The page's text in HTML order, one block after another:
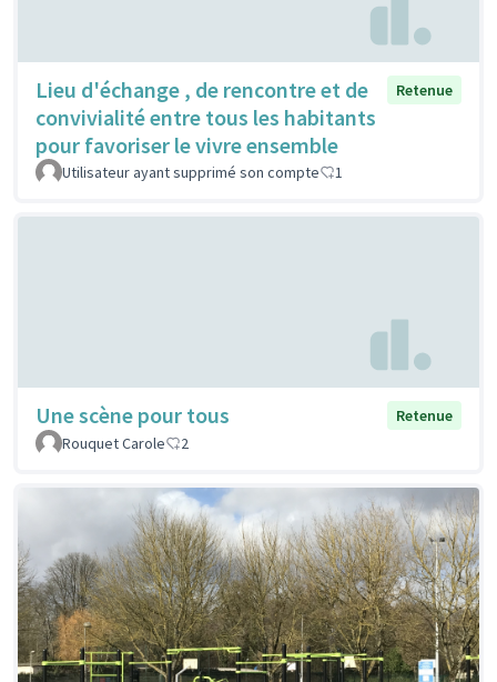
Lieu d'échange , de rencontre et de
convivialité entre tous les habitants
pour favoriser le vivre ensemble
Retenue
Utilisateur ayant supprimé son compte 1
Une scène pour tous
Retenue
Rouquet Carole
2